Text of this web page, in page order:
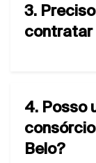
3.
contratar
4. Posso
Belo?